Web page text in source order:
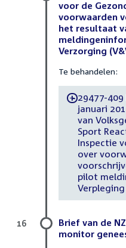
voor de
voorwaarden
het resultaat
Verzorging
Te behandelen:
-29477-
januari
van
Sport
Inspectie
over
pilot
Brief van de
monitor
16